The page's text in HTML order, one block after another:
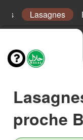
Lasagnes
proche